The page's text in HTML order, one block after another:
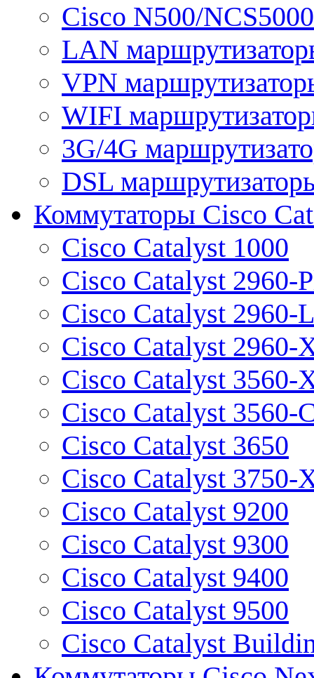
Cisco N500/
LAN
VPN
WIFI
3G/4G
DSL
Коммутаторы Cisco
Cisco Catalyst 1000
Cisco Catalyst 2960-
Cisco Catalyst 2960-L
Cisco Catalyst 2960-
Cisco Catalyst 3560-
Cisco Catalyst 3560-
Cisco Catalyst 3650
Cisco Catalyst 3750-
Cisco Catalyst 9200
Cisco Catalyst 9300
Cisco Catalyst 9400
Cisco Catalyst 9500
Cisco Catalyst